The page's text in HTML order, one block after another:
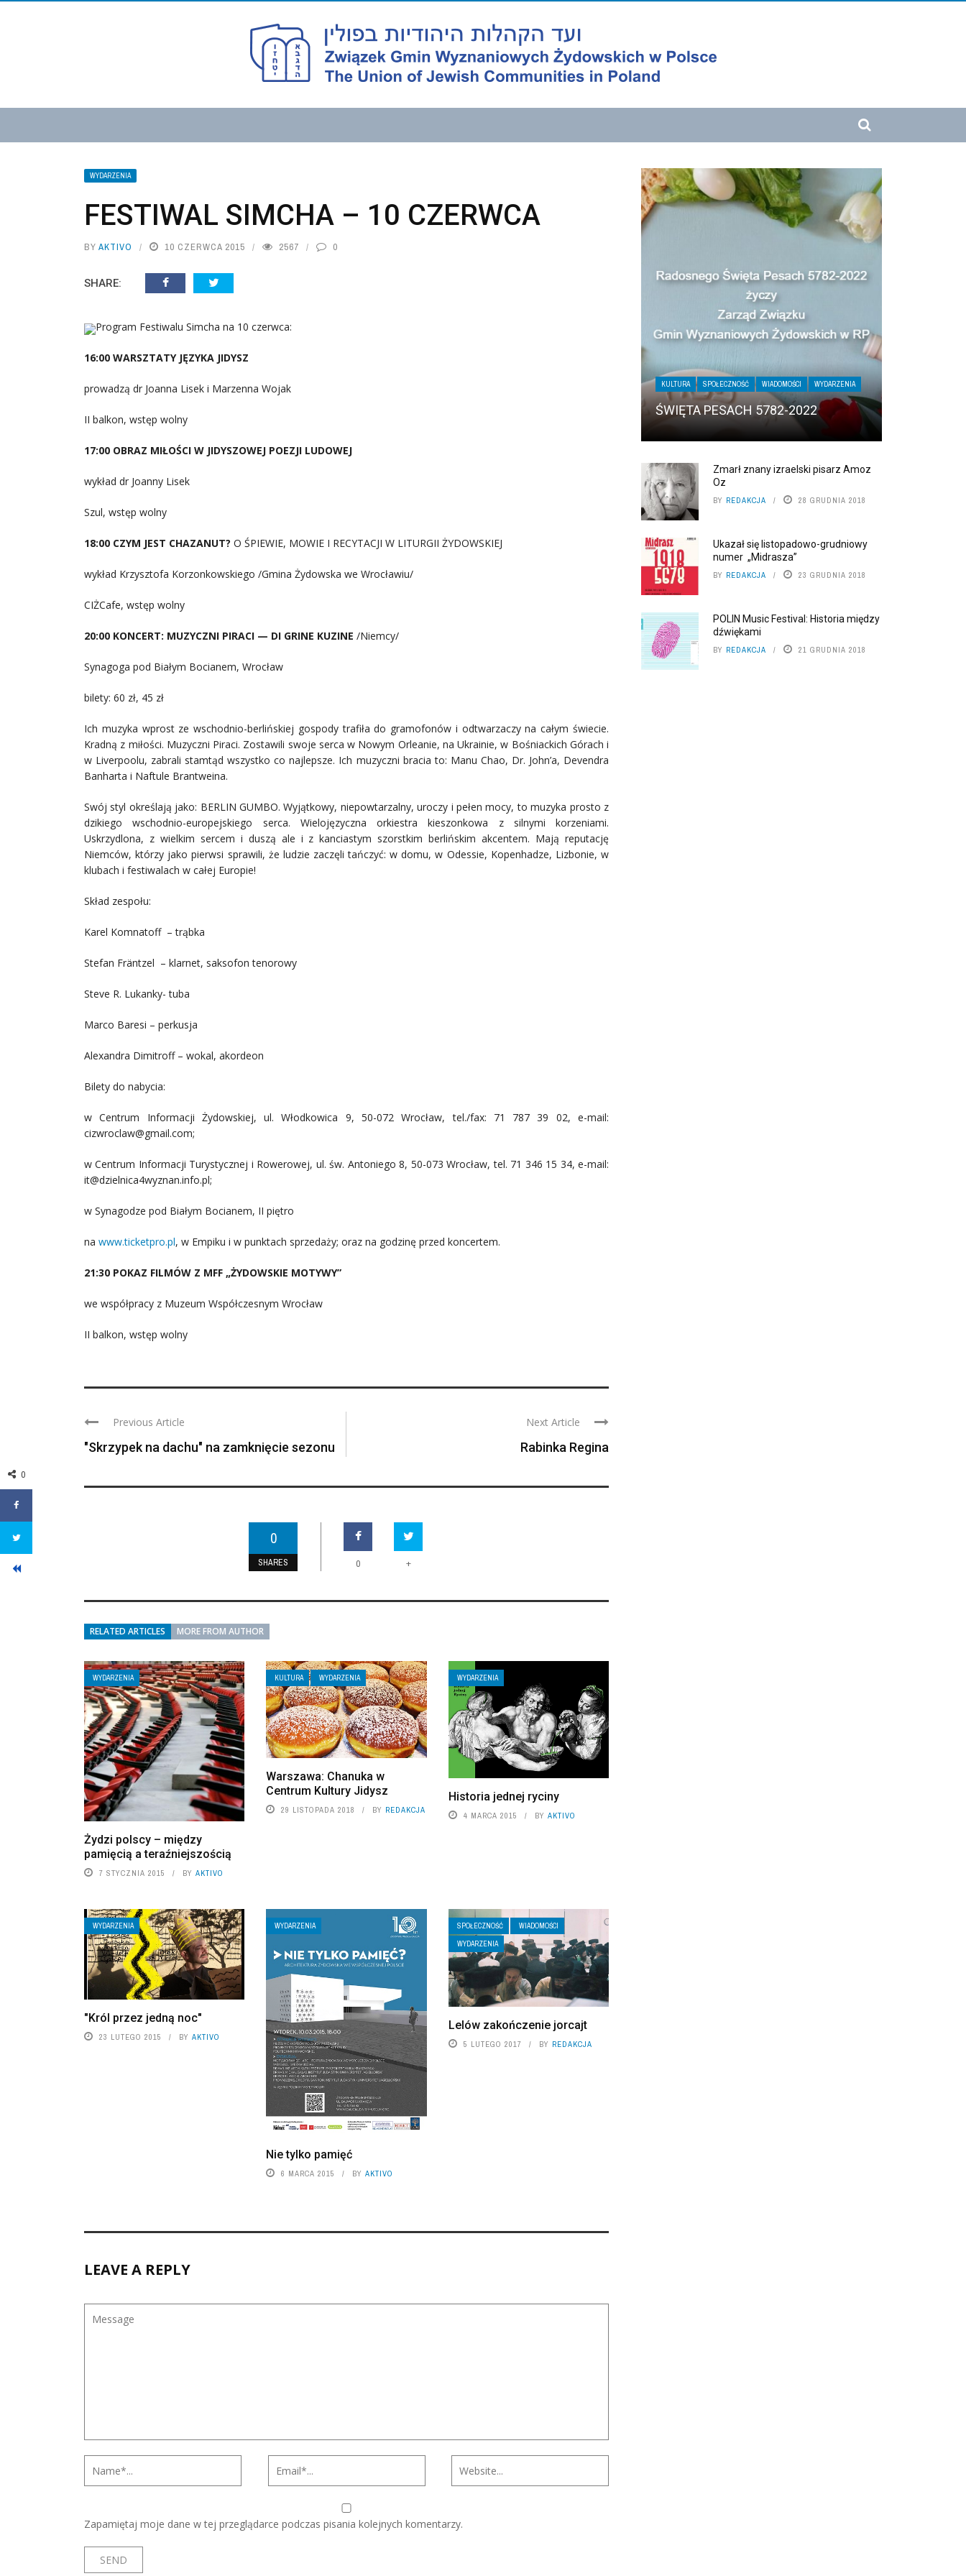
WYDARZENIA
FESTIWAL SIMCHA – 10 CZERWCA
BY AKTIVO 10 CZERWCA 2015 2567 0
SHARE:
Program Festiwalu Simcha na 10 czerwca:
16:00 WARSZTATY JĘZYKA JIDYSZ
prowadzą dr Joanna Lisek i Marzenna Wojak
II balkon, wstęp wolny
17:00 OBRAZ MIŁOŚCI W JIDYSZOWEJ POEZJI LUDOWEJ
wykład dr Joanny Lisek
Szul, wstęp wolny
18:00 CZYM JEST CHAZANUT? O ŚPIEWIE, MOWIE I RECYTACJI W LITURGII ŻYDOWSKIEJ
wykład Krzysztofa Korzonkowskiego /Gmina Żydowska we Wrocławiu/
CIŻCafe, wstęp wolny
20:00 KONCERT: MUZYCZNI PIRACI — DI GRINE KUZINE /Niemcy/
Synagoga pod Białym Bocianem, Wrocław
bilety: 60 zł, 45 zł
Ich muzyka wprost ze wschodnio-berlińskiej gospody trafiła do gramofonów i odtwarzaczy na całym świecie.
Kradną z miłości. Muzyczni Piraci. Zostawili swoje serca w Nowym Orleanie, na Ukrainie, w Bośniackich Górach i
w Liverpoolu, zabrali stamtąd wszystko co najlepsze. Ich muzyczni bracia to: Manu Chao, Dr. John’a, Devendra
Banharta i Naftule Brantweina.
Swój styl określają jako: BERLIN GUMBO. Wyjątkowy, niepowtarzalny, uroczy i pełen mocy, to muzyka prosto z
dzikiego wschodnio-europejskiego serca. Wielojęzyczna orkiestra kieszonkowa z silnymi korzeniami.
Uskrzydlona, z wielkim sercem i duszą ale i z kanciastym szorstkim berlińskim akcentem. Mają reputację
Niemców, którzy jako pierwsi sprawili, że ludzie zaczęli tańczyć: w domu, w Odessie, Kopenhadze, Lizbonie, w
klubach i festiwalach w całej Europie!
Skład zespołu:
Karel Komnatoff – trąbka
Stefan Fräntzel – klarnet, saksofon tenorowy
Steve R. Lukanky- tuba
Marco Baresi – perkusja
Alexandra Dimitroff – wokal, akordeon
Bilety do nabycia:
w Centrum Informacji Żydowskiej, ul. Włodkowica 9, 50-072 Wrocław, tel./fax: 71 787 39 02, e-mail:
cizwroclaw@gmail.com;
w Centrum Informacji Turystycznej i Rowerowej, ul. św. Antoniego 8, 50-073 Wrocław, tel. 71 346 15 34, e-mail:
it@dzielnica4wyznan.info.pl;
w Synagodze pod Białym Bocianem, II piętro
na www.ticketpro.pl, w Empiku i w punktach sprzedaży; oraz na godzinę przed koncertem.
21:30 POKAZ FILMÓW Z MFF „ŻYDOWSKIE MOTYWY”
we współpracy z Muzeum Współczesnym Wrocław
II balkon, wstęp wolny
Previous Article
"Skrzypek na dachu" na zamknięcie sezonu
Next Article
Rabinka Regina
0
SHARES 0 +
RELATED ARTICLES MORE FROM AUTHOR
WYDARZENIA
Żydzi polscy – między
pamięcią a teraźniejszością
7 STYCZNIA 2015 BY AKTIVO
KULTURA WYDARZENIA
Warszawa: Chanuka w
Centrum Kultury Jidysz
29 LISTOPADA 2018 BY REDAKCJA
WYDARZENIA
Historia jednej ryciny
4 MARCA 2015 BY AKTIVO
WYDARZENIA
"Król przez jedną noc"
23 LUTEGO 2015 BY AKTIVO
WYDARZENIA
Nie tylko pamięć
6 MARCA 2015 BYAKTIVO
SPOŁECZNOŚĆ
WIADOMOŚCI
WYDARZENIA
Lelów zakończenie jorcajt
5 LUTEGO 2017 BY REDAKCJA
LEAVE A REPLY
Zapamiętaj moje dane w tej przeglądarce podczas pisania kolejnych komentarzy.
0
KULTURA SPOŁECZNOŚĆ WIADOMOŚCI WYDARZENIA
ŚWIĘTA PESACH 5782-2022
Zmarł znany izraelski pisarz Amoz
Oz
BY REDAKCJA 28 GRUDNIA 2018
Ukazał się listopadowo-grudniowy
numer „Midrasza”
BY REDAKCJA 23 GRUDNIA 2018
POLIN Music Festival: Historia między
dźwiękami
BY REDAKCJA 21 GRUDNIA 2018